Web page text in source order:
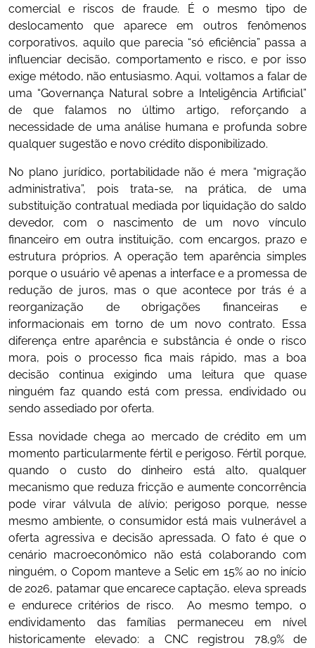
comercial e riscos de fraude. É o mesmo tipo de
deslocamento que aparece em outros fenômenos
corporativos, aquilo que parecia “só eficiência” passa a
influenciar decisão, comportamento e risco, e por isso
exige método, não entusiasmo. Aqui, voltamos a falar de
uma “Governança Natural sobre a Inteligência Artificial”
de que falamos no último artigo, reforçando a
necessidade de uma análise humana e profunda sobre
qualquer sugestão e novo crédito disponibilizado.
No plano jurídico, portabilidade não é mera “migração
administrativa”, pois trata-se, na prática, de uma
substituição contratual mediada por liquidação do saldo
devedor, com o nascimento de um novo vínculo
financeiro em outra instituição, com encargos, prazo e
estrutura próprios. A operação tem aparência simples
porque o usuário vê apenas a interface e a promessa de
redução de juros, mas o que acontece por trás é a
reorganização de obrigações financeiras e
informacionais em torno de um novo contrato. Essa
diferença entre aparência e substância é onde o risco
mora, pois o processo fica mais rápido, mas a boa
decisão continua exigindo uma leitura que quase
ninguém faz quando está com pressa, endividado ou
sendo assediado por oferta.
Essa novidade chega ao mercado de crédito em um
momento particularmente fértil e perigoso. Fértil porque,
quando o custo do dinheiro está alto, qualquer
mecanismo que reduza fricção e aumente concorrência
pode virar válvula de alívio; perigoso porque, nesse
mesmo ambiente, o consumidor está mais vulnerável a
oferta agressiva e decisão apressada. O fato é que o
cenário macroeconômico não está colaborando com
ninguém, o Copom manteve a Selic em 15% ao no início
de 2026, patamar que encarece captação, eleva spreads
e endurece critérios de risco. Ao mesmo tempo, o
endividamento das famílias permaneceu em nível
historicamente elevado: a CNC registrou 78,9% de